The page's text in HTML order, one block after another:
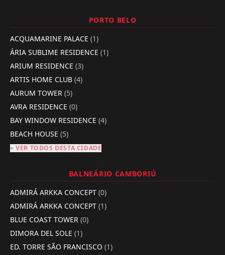
PORTO BELO
ACQUAMARINE PALACE (1)
ÁRIA SUBLIME RESIDENCE (1)
ARIUM RESIDENCE (3)
ARTIS HOME CLUB (4)
AURUM TOWER (5)
AVRA RESIDENCE (0)
BAY WINDOW RESIDENCE (4)
BEACH HOUSE (5)
+ VER TODOS DESTA CIDADE
BALNEÁRIO CAMBORIÚ
ADMIRÁ ARKKA CONCEPT (0)
ADMIRÁ ARKKA CONCEPT (1)
BLUE COAST TOWER (0)
DIMORA DEL SOLE (1)
ED. TORRE SÃO FRANCISCO (1)